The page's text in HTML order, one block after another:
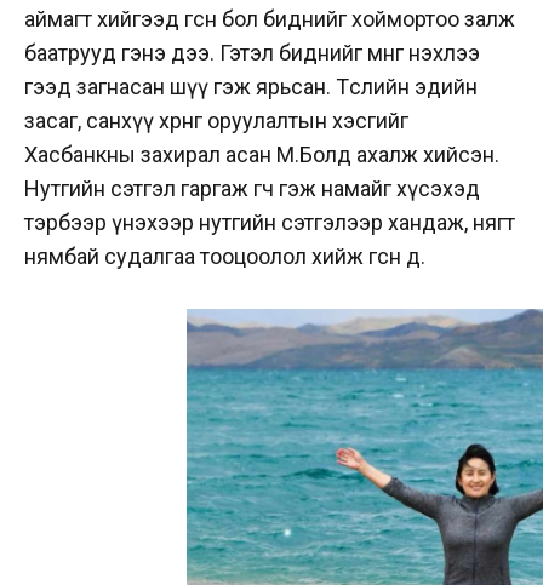
аймагт хийгээд өгсөн бол биднийг хоймортоо залж
баатрууд гэнэ дээ. Гэтэл биднийг мөнгө нэхлээ
гээд загнасан шүү гэж ярьсан. Төслийн эдийн
засаг, санхүү хөрөнгө оруулалтын хэсгийг
Хасбанкны захирал асан М.Болд ахалж хийсэн.
Нутгийн сэтгэл гаргаж өгөөч гэж намайг хүсэхэд
тэрбээр үнэхээр нутгийн сэтгэлээр хандаж, нягт
нямбай судалгаа тооцоолол хийж өгсөн дөө.